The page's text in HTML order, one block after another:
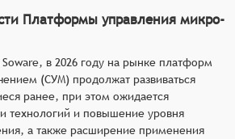
Платформы управления микро-
в 2026 году на рынке платформ
(СУМ) продолжат развиваться
ранее, при этом ожидается
технологий и повышение уровня
а также расширение применения